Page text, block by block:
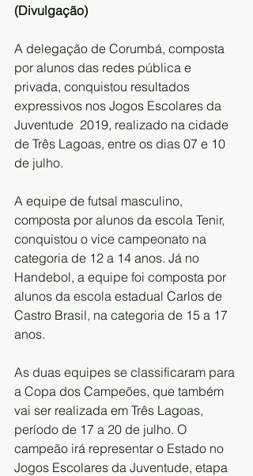
(Divulgação)
A delegação de Corumbá, composta
por alunos das redes pública e
privada, conquistou resultados
expressivos nos Jogos Escolares da
Juventude  2019, realizado na cidade
de Três Lagoas, entre os dias 07 e 10
de julho.
A equipe de futsal masculino,
composta por alunos da escola Tenir,
conquistou o vice campeonato na
categoria de 12 a 14 anos. Já no
Handebol, a equipe foi composta por
alunos da escola estadual Carlos de
Castro Brasil, na categoria de 15 a 17
anos.
As duas equipes se classificaram para
a Copa dos Campeões, que também
vai ser realizada em Três Lagoas,
período de 17 a 20 de julho. O
campeão irá representar o Estado no
Jogos Escolares da Juventude, etapa